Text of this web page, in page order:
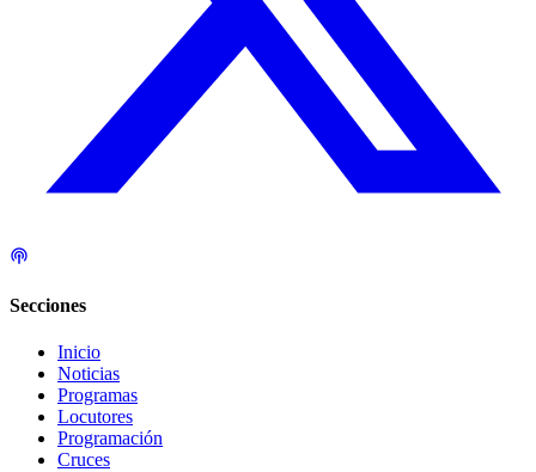
Secciones
Inicio
Noticias
Programas
Locutores
Programación
Cruces